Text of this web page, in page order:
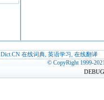
Dict.CN 在线词典, 英语学习, 在线翻译
© CopyRight 1999-